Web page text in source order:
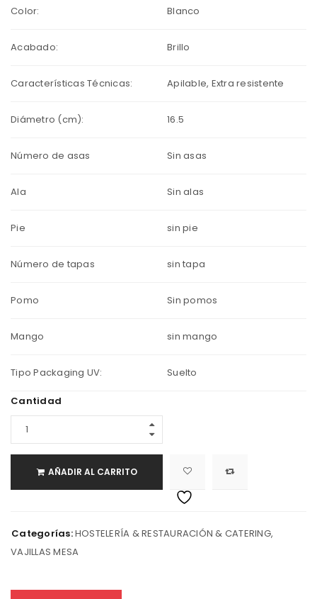
Color: Blanco
Acabado: Brillo
Características Técnicas: Apilable, Extra resistente
Diámetro (cm): 16.5
Número de asas Sin asas
Ala Sin alas
Pie sin pie
Número de tapas sin tapa
Pomo Sin pomos
Mango sin mango
Tipo Packaging UV: Suelto
Cantidad
AÑADIR AL CARRITO
Categorías:HOSTELERÍA & RESTAURACIÓN & CATERING,
VAJILLAS MESA